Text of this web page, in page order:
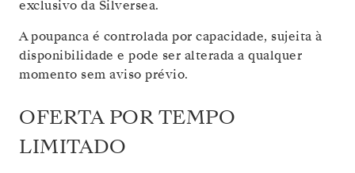
exclusivo da Silversea.
A poupanca é controlada por capacidade, sujeita à
disponibilidade e pode ser alterada a qualquer
momento sem aviso prévio.
OFERTA POR TEMPO
LIMITADO